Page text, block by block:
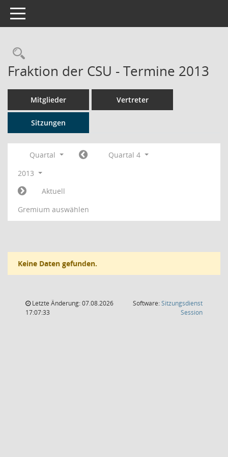
Toggle navigation
Rechercheauswahl
Fraktion der CSU - Termine 2013
Mitglieder Vertreter
Sitzungen
Quartal
Quartal 4
2013
Aktuell
Gremium auswählen
Keine Daten gefunden.
Letzte Änderung: 07.08.2026
17:07:33
Software:Sitzungsdienst
Session(Wird in